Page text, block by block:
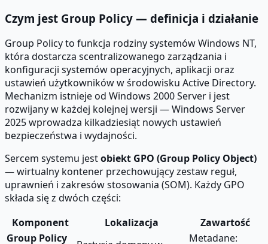
Czym jest Group Policy — definicja i działanie
Group Policy to funkcja rodziny systemów Windows NT,
która dostarcza scentralizowanego zarządzania i
konfiguracji systemów operacyjnych, aplikacji oraz
ustawień użytkowników w środowisku Active Directory.
Mechanizm istnieje od Windows 2000 Server i jest
rozwijany w każdej kolejnej wersji — Windows Server
2025 wprowadza kilkadziesiąt nowych ustawień
bezpieczeństwa i wydajności.
Sercem systemu jestobiekt GPO (Group Policy Object)
— wirtualny kontener przechowujący zestaw reguł,
uprawnień i zakresów stosowania (SOM). Każdy GPO
składa się z dwóch części:
Komponent
Lokalizacja
Zawartość
Group Policy
Metadane: